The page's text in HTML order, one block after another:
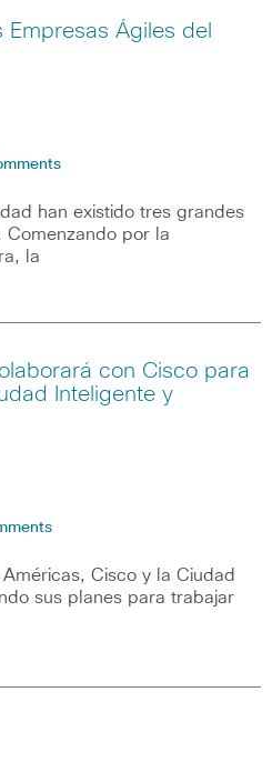
Ágiles del
han existido tres grandes
Comenzando por la
la
con Cisco para
Inteligente y
Cisco y la Ciudad
sus planes para trabajar